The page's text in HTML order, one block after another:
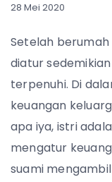
28 Mei 2020
Setelah
diatur
terpenuhi. Di
keuangan
apa iya, istri
mengatur
suami